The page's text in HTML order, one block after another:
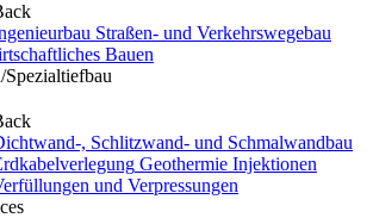
Straßen- und Verkehrswegebau
Bauen
Spezialtiefbau
, Schlitzwand- und Schmalwandbau
Geothermie Injektionen
und Verpressungen